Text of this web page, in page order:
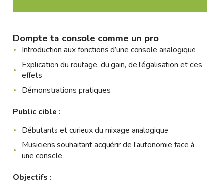
Dompte ta console comme un pro
Introduction aux fonctions d’une console analogique
Explication du routage, du gain, de l’égalisation et des
effets
Démonstrations pratiques
Public cible :
Débutants et curieux du mixage analogique
Musiciens souhaitant acquérir de l’autonomie face à
une console
Objectifs :